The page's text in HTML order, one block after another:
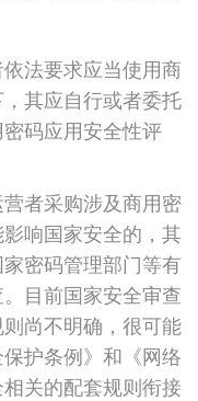
法要求应当使用商
其应自行或者委托
码应用安全性评
者采购涉及商用密
响国家安全的，其
密码管理部门等有
目前国家安全审查
尚不明确，很可能
护条例》和《网络
关的配套规则衔接